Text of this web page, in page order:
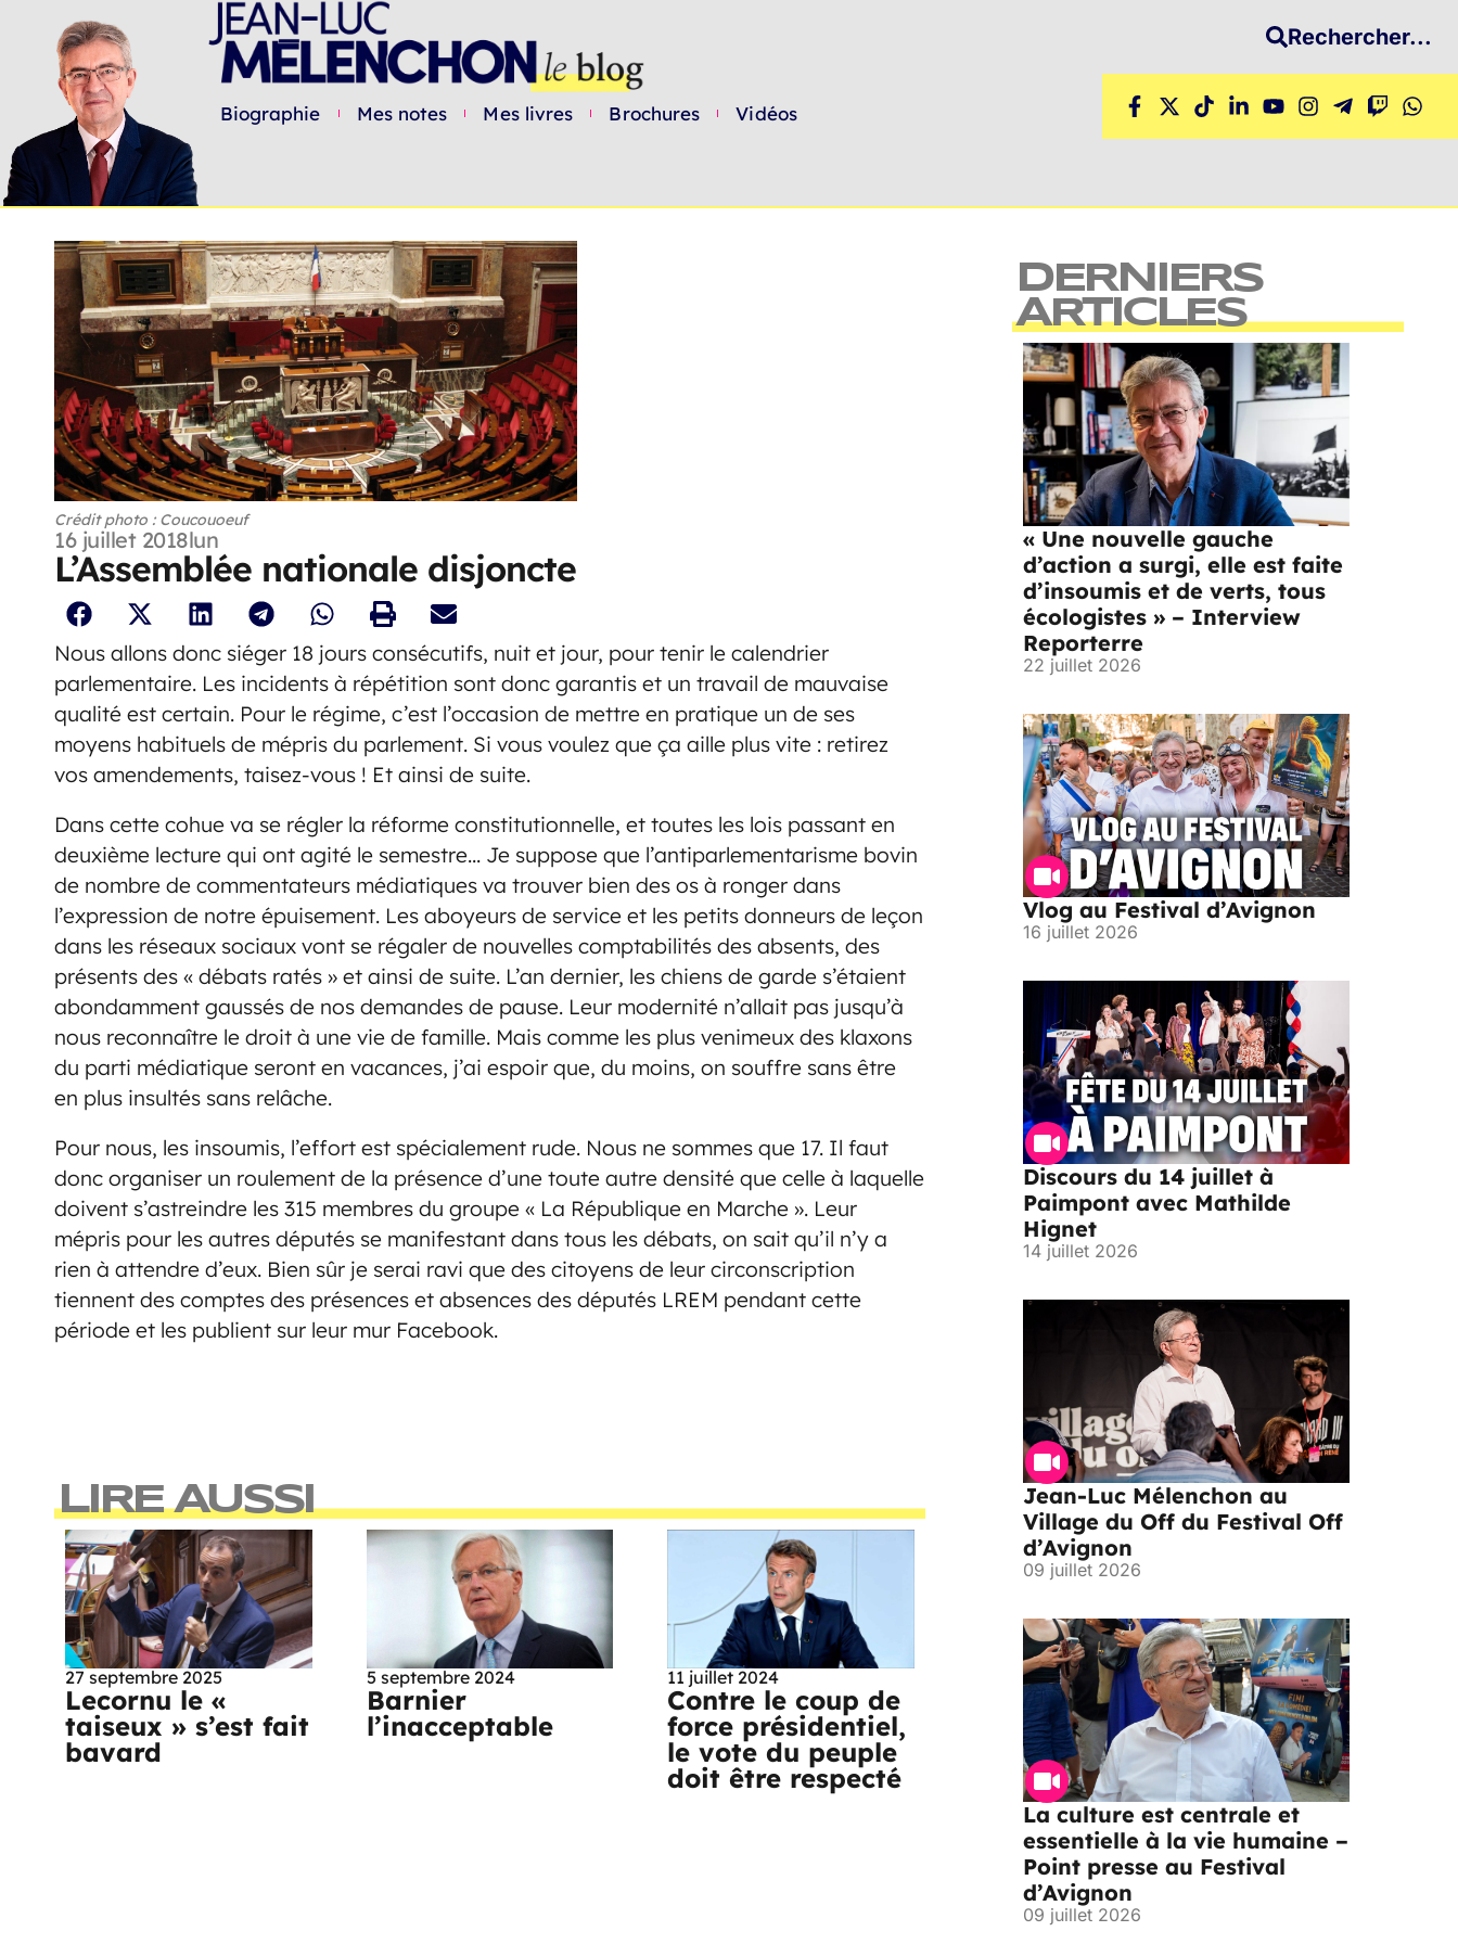
Biographie Mes notes Mes livres Brochures Vidéos
Rechercher...
Crédit photo : Coucouoeuf
16 juillet 2018lun
L’Assemblée nationale disjoncte
Nous allons donc siéger 18 jours consécutifs, nuit et jour, pour tenir le calendrier
parlementaire. Les incidents à répétition sont donc garantis et un travail de mauvaise
qualité est certain. Pour le régime, c’est l’occasion de mettre en pratique un de ses
moyens habituels de mépris du parlement. Si vous voulez que ça aille plus vite : retirez
vos amendements, taisez-vous ! Et ainsi de suite.
Dans cette cohue va se régler la réforme constitutionnelle, et toutes les lois passant en
deuxième lecture qui ont agité le semestre… Je suppose que l’antiparlementarisme bovin
de nombre de commentateurs médiatiques va trouver bien des os à ronger dans
l’expression de notre épuisement. Les aboyeurs de service et les petits donneurs de leçon
dans les réseaux sociaux vont se régaler de nouvelles comptabilités des absents, des
présents des « débats ratés » et ainsi de suite. L’an dernier, les chiens de garde s’étaient
abondamment gaussés de nos demandes de pause. Leur modernité n’allait pas jusqu’à
nous reconnaître le droit à une vie de famille. Mais comme les plus venimeux des klaxons
du parti médiatique seront en vacances, j’ai espoir que, du moins, on souffre sans être
en plus insultés sans relâche.
Pour nous, les insoumis, l’effort est spécialement rude. Nous ne sommes que 17. Il faut
donc organiser un roulement de la présence d’une toute autre densité que celle à laquelle
doivent s’astreindre les 315 membres du groupe « La République en Marche ». Leur
mépris pour les autres députés se manifestant dans tous les débats, on sait qu’il n’y a
rien à attendre d’eux. Bien sûr je serai ravi que des citoyens de leur circonscription
tiennent des comptes des présences et absences des députés LREM pendant cette
période et les publient sur leur mur Facebook.
LIRE AUSSI
27 septembre 2025
Lecornu le «
taiseux » s’est fait
bavard
5 septembre 2024
Barnier
l’inacceptable
11 juillet 2024
Contre le coup de
force présidentiel,
le vote du peuple
doit être respecté
DERNIERS
ARTICLES
« Une nouvelle gauche
d’action a surgi, elle est faite
d’insoumis et de verts, tous
écologistes » – Interview
Reporterre
22 juillet 2026
Vlog au Festival d’Avignon
16 juillet 2026
Discours du 14 juillet à
Paimpont avec Mathilde
Hignet
14 juillet 2026
Jean-Luc Mélenchon au
Village du Off du Festival Off
d’Avignon
09 juillet 2026
La culture est centrale et
essentielle à la vie humaine –
Point presse au Festival
d’Avignon
09 juillet 2026